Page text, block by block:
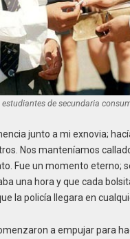
estudiantes de secundaria
junto a mi exnovia;
Nos manteníamos
Fue un momento eterno;
una hora y que cada
la policía llegara en
a empujar para